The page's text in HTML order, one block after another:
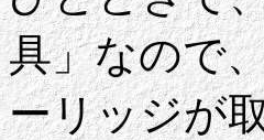
具」なので
ーリッジが